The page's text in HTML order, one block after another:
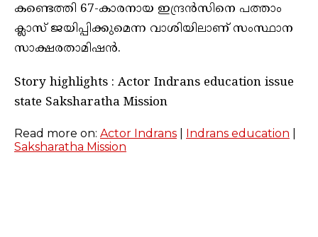
കണ്ടെത്തി 67-കാരനായ ഇന്ദ്രന്‍സിനെ പത്താം
ക്ലാസ് ജയിപ്പിക്കുമെന്ന വാശിയിലാണ് സംസ്ഥാന
സാക്ഷരതാമിഷന്‍.
Story highlights : Actor Indrans education issue
state Saksharatha Mission
Read more on: Actor Indrans Indrans education
Saksharatha Mission